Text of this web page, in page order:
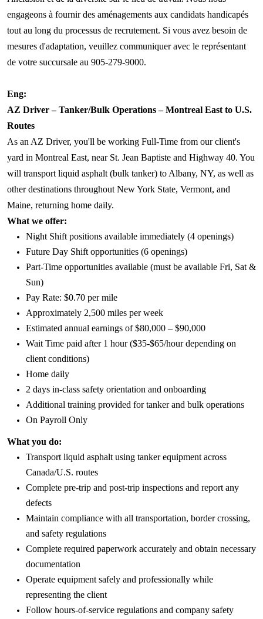
engageons à fournir des aménagements aux candidats handicapés
tout au long du processus de recrutement. Si vous avez besoin de
mesures d'adaptation, veuillez communiquer avec le représentant
de votre succursale au 905-279-9000.
Eng:
AZ Driver – Tanker/Bulk Operations – Montreal East to U.S.
Routes
As an AZ Driver, you'll be working Full-Time from our client's
yard in Montreal East, near St. Jean Baptiste and Highway 40. You
will transport liquid asphalt (bulk tanker) to Albany, NY, as well as
other destinations throughout New York State, Vermont, and
Maine, returning home daily.
What we offer:
Night Shift positions available immediately (4 openings)
Future Day Shift opportunities (6 openings)
Part-Time opportunities available (must be available Fri, Sat &
Sun)
Pay Rate: $0.70 per mile
Approximately 2,500 miles per week
Estimated annual earnings of $80,000 – $90,000
Wait Time paid after 1 hour ($35-$65/hour depending on
client conditions)
Home daily
2 days in-class safety orientation and onboarding
Additional training provided for tanker and bulk operations
On Payroll Only
What you do:
Transport liquid asphalt using tanker equipment across
Canada/U.S. routes
Complete pre-trip and post-trip inspections and report any
defects
Maintain compliance with all transportation, border crossing,
and safety regulations
Complete required paperwork accurately and obtain necessary
documentation
Operate equipment safely and professionally while
representing the client
Follow hours-of-service regulations and company safety